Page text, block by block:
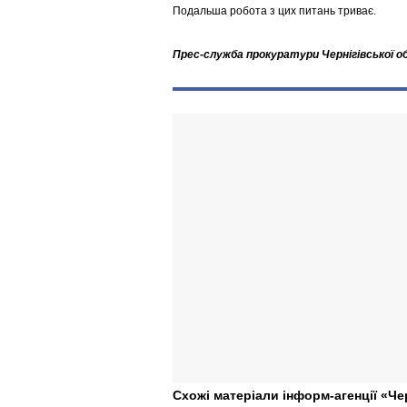
Подальша робота з цих питань триває.
Прес-служба прокуратури Чернігівської
Схожі матеріали інформ-агенції